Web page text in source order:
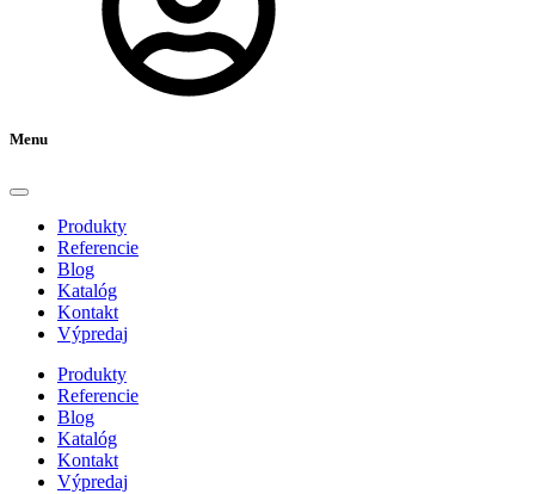
Menu
Produkty
Referencie
Blog
Katalóg
Kontakt
Výpredaj
Produkty
Referencie
Blog
Katalóg
Kontakt
Výpredaj